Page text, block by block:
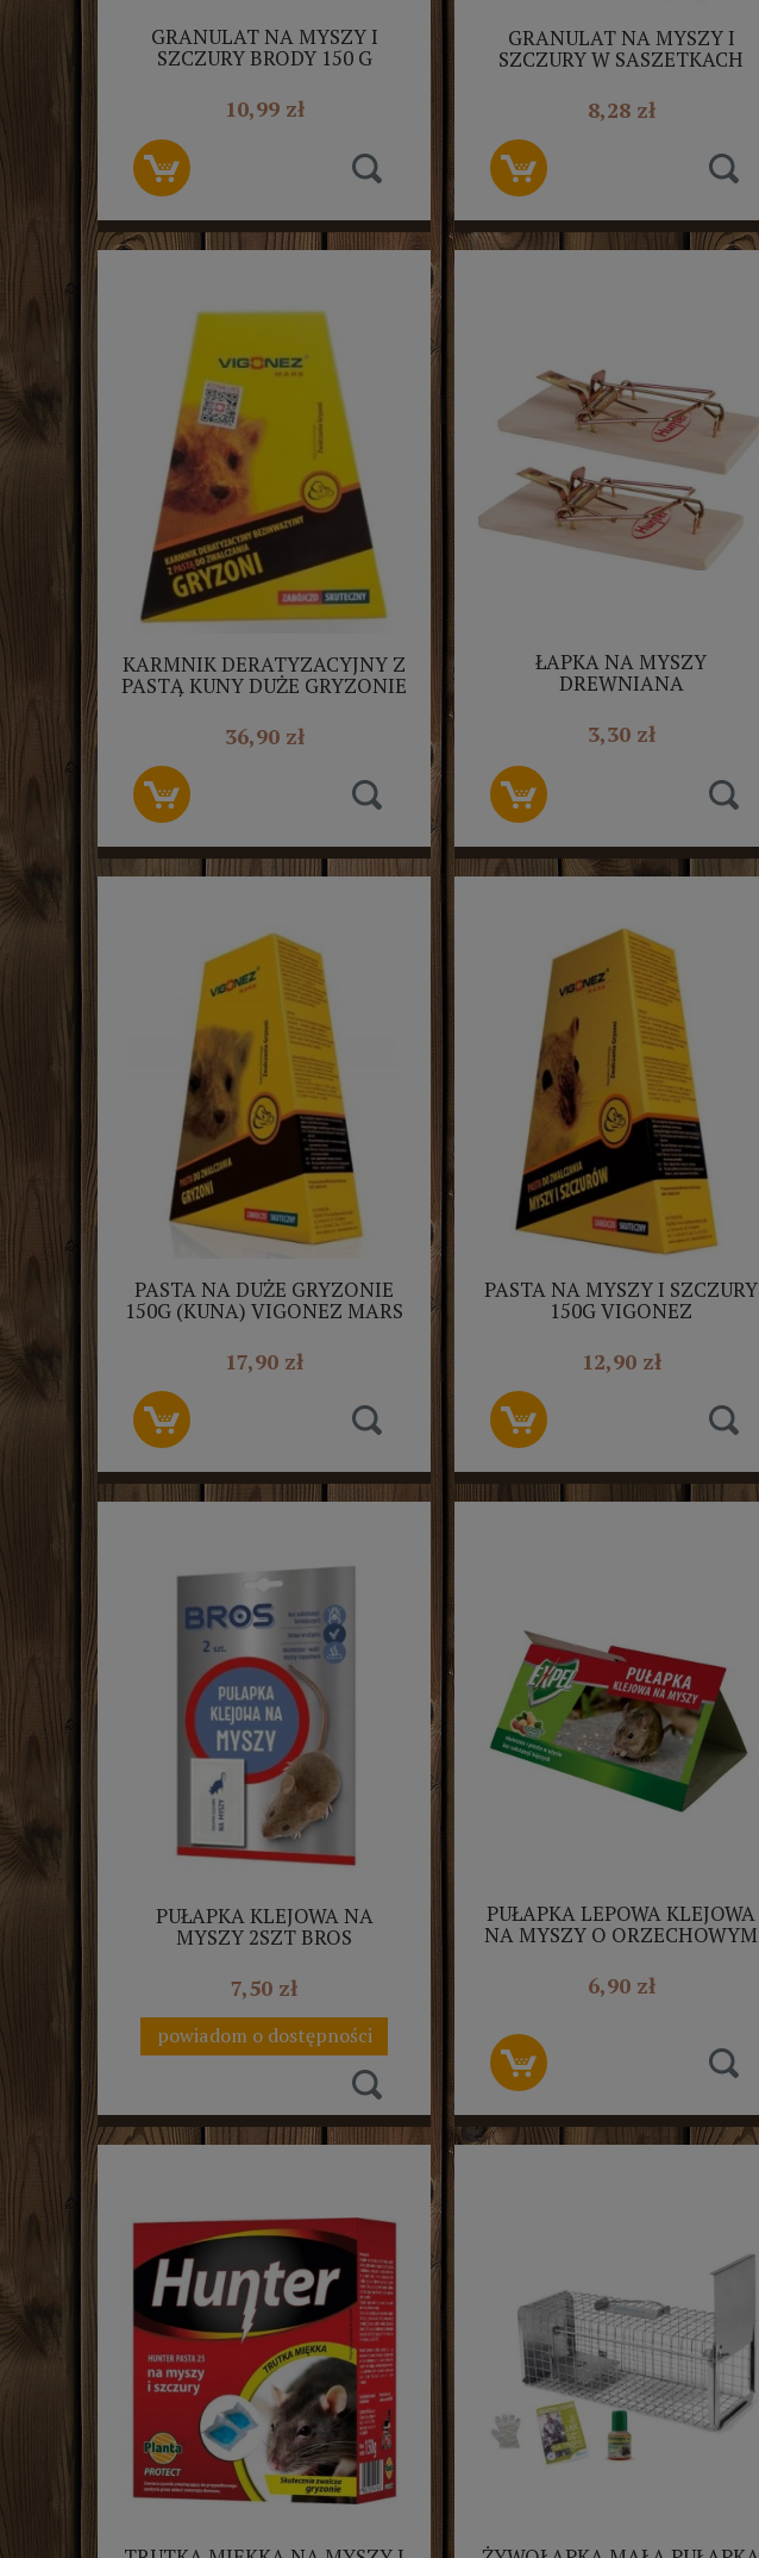
GRANULAT NA MYSZY I
SZCZURY BRODY 150 G
10,99 zł
GRANULAT NA MYSZY I
SZCZURY W SASZETKACH
8,28 zł
KARMNIK DERATYZACYJNY Z
PASTĄ KUNY DUŻE GRYZONIE
36,90 zł
ŁAPKA NA MYSZY
DREWNIANA
2SZT
3,30 zł
PASTA NA DUŻE GRYZONIE
150G (KUNA) VIGONEZ MARS
17,90 zł
PASTA NA MYSZY I SZCZURY
150G VIGONEZ
12,90 zł
PUŁAPKA KLEJOWA NA
MYSZY 2SZT BROS
7,50 zł
powiadom o dostępności
PUŁAPKA LEPOWA KLEJOWA
NA MYSZY O ORZECHOWYM
6,90 zł